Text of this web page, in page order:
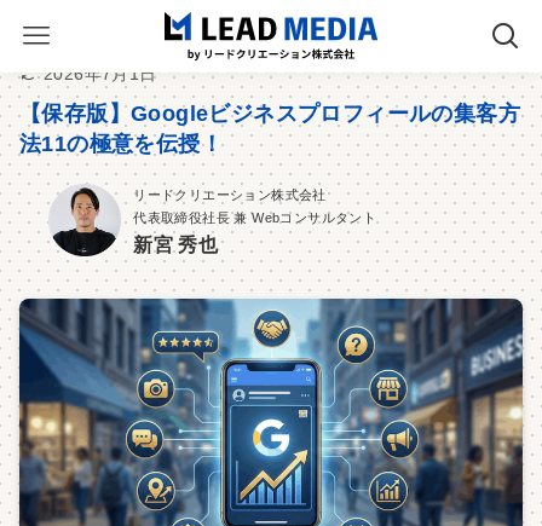
2026年7月1日
【保存版】Googleビジネスプロフィールの集客方
法11の極意を伝授！
リードクリエーション株式会社
代表取締役社長 兼 Webコンサルタント
新宮 秀也